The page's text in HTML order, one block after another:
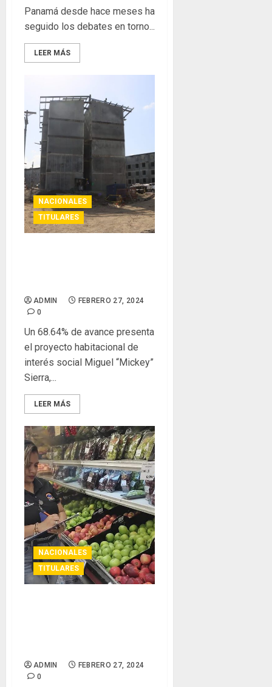
Panamá desde hace meses ha
seguido los debates en torno...
LEER MÁS
NACIONALES
TITULARES
ADMIN
FEBRERO 27, 2024
0
Un 68.64% de avance presenta
el proyecto habitacional de
interés social Miguel “Mickey”
Sierra,...
LEER MÁS
NACIONALES
TITULARES
ADMIN
FEBRERO 27, 2024
0